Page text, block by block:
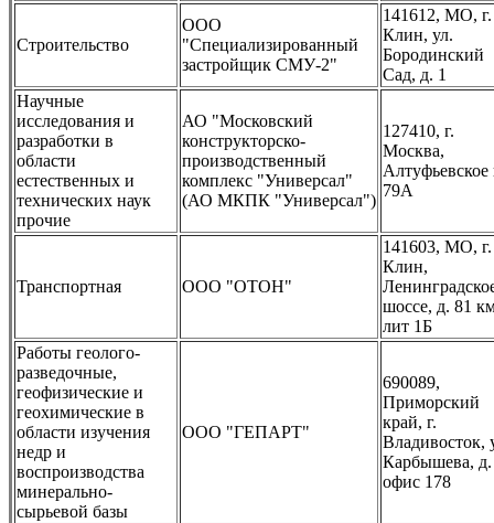
Строительство
ООО
"Специализированный
застройщик СМУ-2"
141612, МО, г.
Клин, ул.
Бородинский
Сад, д. 1
Научные
исследования и
разработки в
области
естественных и
технических наук
прочие
АО "Московский
конструкторско-
производственный
комплекс "Универсал"
(АО МКПК "Универсал")
127410, г.
Москва,
79А
Транспортная ООО "ОТОН"
141603, МО, г.
Клин,
шоссе, д. 81
лит 1Б
Работы геолого-
разведочные,
геофизические и
геохимические в
области изучения
недр и
воспроизводства
минерально-
сырьевой базы
ООО "ГЕПАРТ"
690089,
Приморский
край, г.
Владивосток,
Карбышева, д.
офис 178